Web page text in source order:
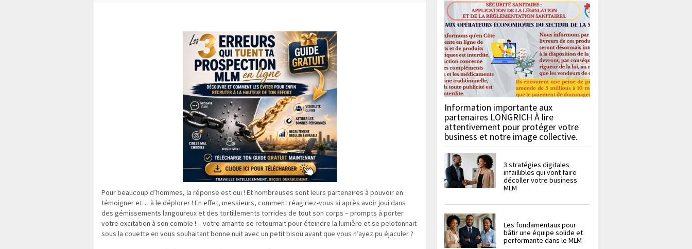
Pour beaucoup d’hommes, la réponse est oui ! Et nombreuses sont leurs partenaires à pouvoir en
témoigner et… à le déplorer ! En effet, messieurs, comment réagiriez-vous si après avoir joui dans
des gémissements langoureux et des tortillements torrides de tout son corps – prompts à porter
votre excitation à son comble ! – votre amante se retournait pour éteindre la lumière et se pelotonnait
sous la couette en vous souhaitant bonne nuit avec un petit bisou avant que vous n’ayez pu éjaculer ?
Information importante aux
partenaires LONGRICH À lire
attentivement pour protéger votre
business et notre image collective.
3 stratégies digitales
infaillibles qui vont faire
décoller votre business
MLM
Les fondamentaux pour
bâtir une équipe solide et
performante dans le MLM